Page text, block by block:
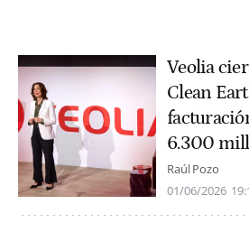
Veolia
Clean
6.300
Raúl Pozo
01/06/2026